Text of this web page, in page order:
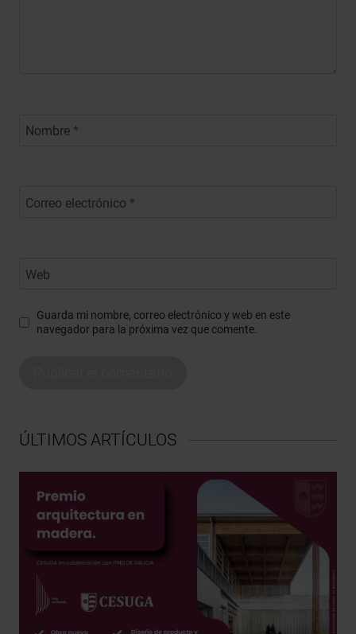
Nombre *
Correo electrónico *
Web
Guarda mi nombre, correo electrónico y web en este
navegador para la próxima vez que comente.
ÚLTIMOS ARTÍCULOS